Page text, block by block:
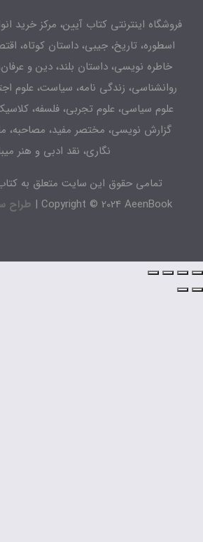
اینترنتی کتاب آیین، مرکز خرید انواع
تاریخ، جیبی، داستان کوتاه، اقتصاد،
نویسی، داستان بلند، دین و عرفان، رمان
زندگی نامه، سیاست، علوم اجتماعی،
سیاسی، علوم تجربی، فلسفه، کلاسیک،
نویسی، مختصر مفید، مصاحبه، مقاله،
نگاری، نقد ادبی و هنر میباشد.
تمامی حقوق این سایت متعلق به کتاب
Copyright © 2024 AeenBook طراح سایت: